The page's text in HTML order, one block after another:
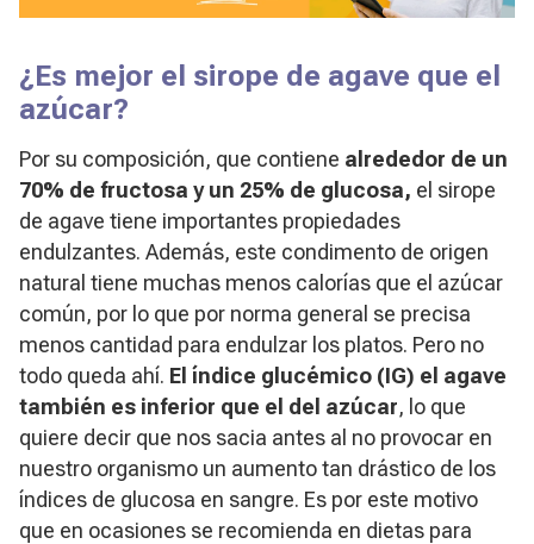
¿Es mejor el sirope de agave que el
azúcar?
Por su composición, que contiene alrededor de un
70% de fructosa y un 25% de glucosa, el sirope
de agave tiene importantes propiedades
endulzantes. Además, este condimento de origen
natural tiene muchas menos calorías que el azúcar
común, por lo que por norma general se precisa
menos cantidad para endulzar los platos. Pero no
todo queda ahí. El índice glucémico (IG) el agave
también es inferior que el del azúcar, lo que
quiere decir que nos sacia antes al no provocar en
nuestro organismo un aumento tan drástico de los
índices de glucosa en sangre. Es por este motivo
que en ocasiones se recomienda en dietas para